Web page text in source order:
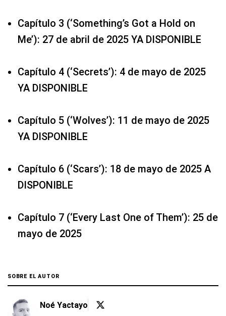
Capítulo 3 (‘Something’s Got a Hold on
Me’): 27 de abril de 2025 YA DISPONIBLE
Capítulo 4 (‘Secrets’): 4 de mayo de 2025
YA DISPONIBLE
Capítulo 5 (‘Wolves’): 11 de mayo de 2025
YA DISPONIBLE
Capítulo 6 (‘Scars’): 18 de mayo de 2025 A
DISPONIBLE
Capítulo 7 (‘Every Last One of Them’): 25 de
mayo de 2025
SOBRE EL AUTOR
Noé Yactayo